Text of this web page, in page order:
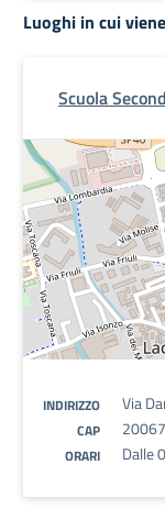
Luoghi in cui
Scuola
INDIRIZZO Via
CAP 20067
ORARI Dalle